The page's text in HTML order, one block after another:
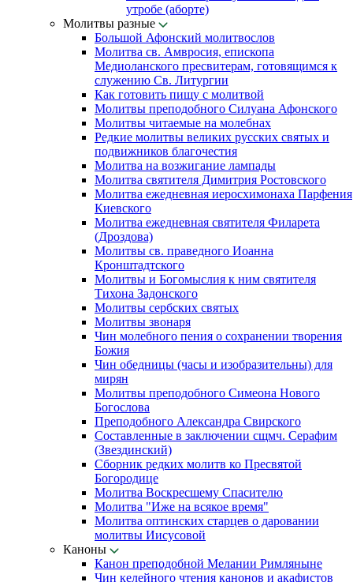
утробе (аборте)
Молитвы разные
Большой Афонский молитвослов
Молитва св. Амвросия, епископа
Медиоланского пресвитерам, готовящимся к
служению Св. Литургии
Как готовить пищу с молитвой
Молитвы преподобного Силуана Афонского
Молитвы читаемые на молебнах
Редкие молитвы великих русских святых и
подвижников благочестия
Молитва на возжигание лампады
Молитва святителя Димитрия Ростовского
Молитва ежедневная иеросхимонаха Парфения
Киевского
Молитва ежедневная святителя Филарета
(Дроздова)
Молитвы св. праведного Иоанна
Кронштадтского
Молитвы и Богомыслия к ним святителя
Тихона Задонского
Молитвы сербских святых
Молитвы звонаря
Чин молебного пения о сохранении творения
Божия
Чин обедницы (часы и изобразительны) для
мирян
Молитвы преподобного Симеона Нового
Богослова
Преподобного Александра Свирского
Составленные в заключении сщмч. Серафим
(Звездинский)
Сборник редких молитв ко Пресвятой
Богородице
Молитва Воскресшему Спасителю
Молитва "Иже на всякое время"
Молитва оптинских старцев о даровании
молитвы Иисусовой
Каноны
Канон преподобной Мелании Римляныне
Чин келейного чтения канонов и акафистов